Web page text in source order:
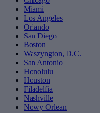
Miami
Los Angeles
Orlando
San Diego
Boston
Waszyngton, D.C.
San Antonio
Honolulu
Houston
Filadelfia
Nashville
Nowy Orlean